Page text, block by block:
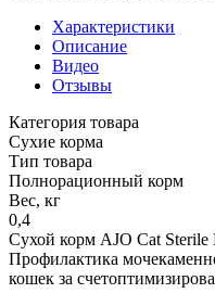
Характеристики
Описание
Видео
Отзывы
Категория товара
Сухие корма
Тип товара
Полнорационный корм
Вес, кг
0,4
Сухой корм AJO Cat
Профилактика
кошек за